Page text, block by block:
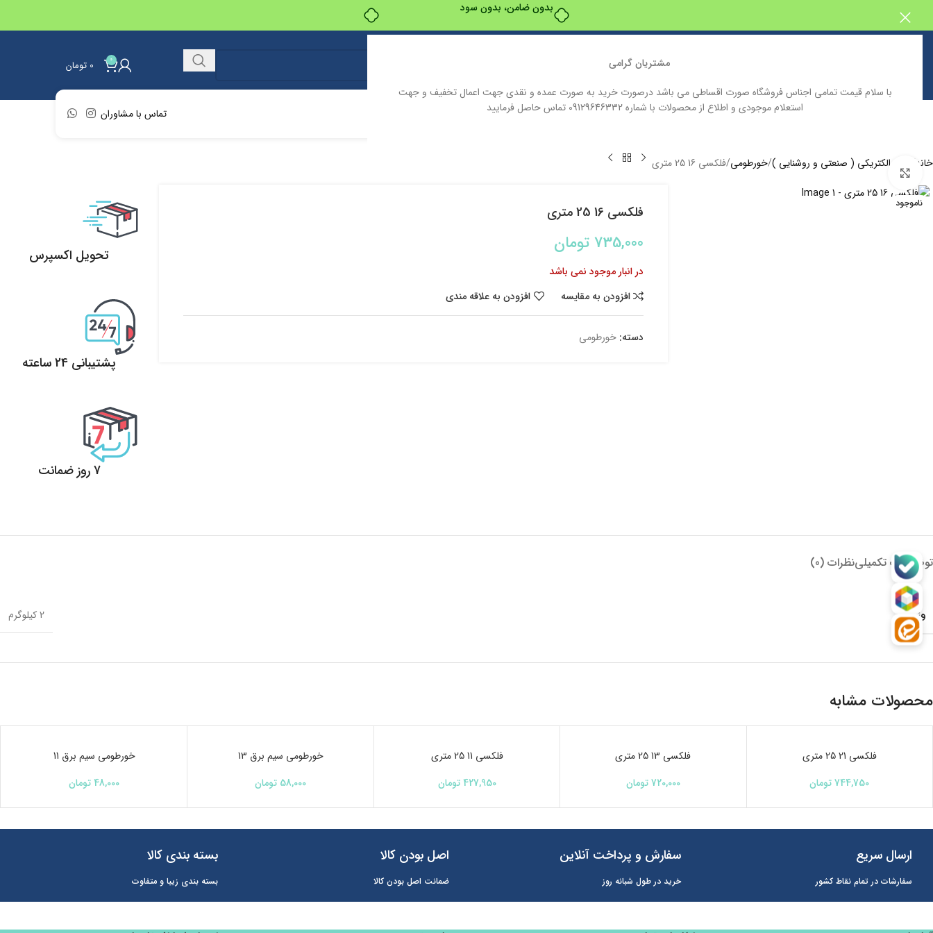
مشتریان گرامی
با سلام قیمت تمامی اجناس فروشگاه صورت اقساطی می باشد درصورت خرید به صورت عمده و نقدی جهت اعمال تخفیف و جهت
استعلام موجودی و اطلاع از محصولات با شماره 09129646332 تماس حاصل فرمایید
بدون ضامن، بدون سود
0
0 تومان
فروشگاه اینترنتی پیش بیندسته بندی محصولاتکاتالوگ محصولات درباره ما تماس با ما تماس با مشاوران
خانه لوازم الکتریکی ( صنعتی و روشنایی ) خورطومی فلکسی 16 25 متری
ناموجود
بزرگنمایی تصویر
فلکسی 16 25 متری
735,000 تومان
در انبار موجود نمی باشد
افزودن به مقایسه
افزودن به علاقه مندی
دسته: خورطومی
تحویل اکسپرس
پشتیبانی 24 ساعته
7 روز ضمانت
توضیحات تکمیلینظرات (0)
وزن 2 کیلوگرم
محصولات مشابه
فلکسی 21 25 متری
744,750تومان
فلکسی 13 25 متری
720,000تومان
فلکسی 11 25 متری
427,950 تومان
خورطومی سیم برق 13
58,000 تومان
خورطومی سیم برق 11
48,000 تومان
ارسال سریع
سفارشات در تمام نقاط کشور
سفارش و پرداخت آنلاین
خرید در طول شبانه روز
اصل بودن کالا
ضمانت اصل بودن کالا
بسته بندی کالا
بسته بندی زیبا و متفاوت